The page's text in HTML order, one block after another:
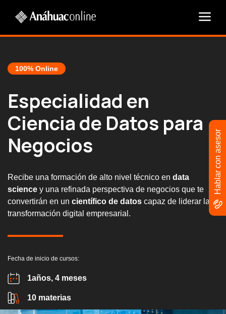
100% Online
Especialidad en
Ciencia de Datos para
Negocios
Recibe una formación de alto nivel técnico en data
science y una refinada perspectiva de negocios que te
convertirán en un científico de datos capaz de liderar la
transformación digital empresarial.
Fecha de inicio de cursos:
1años, 4 meses
10 materias
Hablar con asesor